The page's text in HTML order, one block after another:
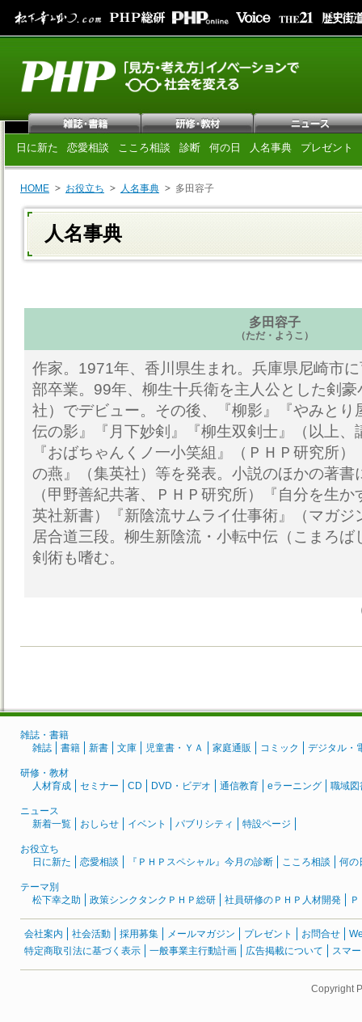
日に新た 恋愛相談 こころ相談 診断 何の日 人名事典 プレゼント
HOME お役立ち 人名事典 多田容子
人名事典
多田容子
（ただ・ようこ）
作家。1971年、香川県生まれ。兵庫県尼崎市
部卒業。99年、柳生十兵衛を主人公とした剣
社）でデビュー。その後、『柳影』『やみとり
伝の影』『月下妙剣』『柳生双剣士』（以上、
『おばちゃんくノ一小笑組』（ＰＨＰ研究所
の燕』（集英社）等を発表。小説のほかの著書
（甲野善紀共著、ＰＨＰ研究所）『自分を生
英社新書）『新陰流サムライ仕事術』（マガジ
居合道三段。柳生新陰流・小転中伝（こまろば
剣術も嗜む。
雑誌・書籍
雑誌
書籍 新書 文庫 児童書・ＹＡ 家庭通販 コミック デジタル・
研修・教材
人材育成
セミナー CD DVD・ビデオ 通信教育 eラーニング 職域図
ニュース
新着一覧
おしらせ イベント パブリシティ 特設ページ
お役立ち
日に新た
恋愛相談 『ＰＨＰスペシャル』今月の診断 こころ相談 何の
テーマ別
松下幸之助
政策シンクタンクＰＨＰ総研 社員研修のＰＨＰ人材開発
会社案内 社会活動 採用募集 メールマガジン プレゼント お問合せ
特定商取引法に基づく表示
一般事業主行動計画 広告掲載について スマ
Copyright